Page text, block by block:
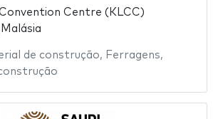
Centre (KLCC)
de construção, Ferragens,